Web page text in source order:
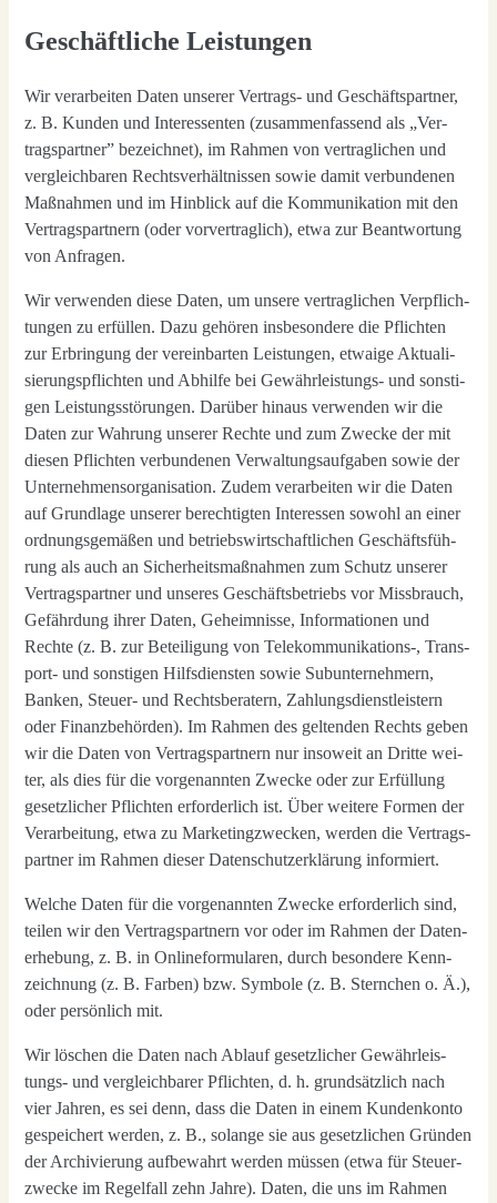
Geschäftliche Leistungen
Wir ver­ar­bei­ten Daten unse­rer Ver­trags- und Geschäfts­part­ner,
z. B. Kun­den und Inter­es­sen­ten (zusam­men­fas­send als „Ver­
trags­part­ner” bezeich­net), im Rah­men von ver­trag­li­chen und
ver­gleich­ba­ren Rechts­ver­hält­nis­sen sowie damit ver­bun­de­nen
Maß­nah­men und im Hin­blick auf die Kom­mu­ni­ka­ti­on mit den
Ver­trags­part­nern (oder vor­ver­trag­lich), etwa zur Beant­wor­tung
von Anfra­gen.
Wir ver­wen­den die­se Daten, um unse­re ver­trag­li­chen Ver­pflich­
tun­gen zu erfül­len. Dazu gehö­ren ins­be­son­de­re die Pflich­ten
zur Erbrin­gung der ver­ein­bar­ten Leis­tun­gen, etwa­ige Aktua­li­
sie­rungs­pflich­ten und Abhil­fe bei Gewähr­leis­tungs- und sons­ti­
gen Leis­tungs­stö­run­gen. Dar­über hin­aus ver­wen­den wir die
Daten zur Wah­rung unse­rer Rech­te und zum Zwe­cke der mit
die­sen Pflich­ten ver­bun­de­nen Ver­wal­tungs­auf­ga­ben sowie der
Unter­neh­mens­or­ga­ni­sa­ti­on. Zudem ver­ar­bei­ten wir die Daten
auf Grund­la­ge unse­rer berech­tig­ten Inter­es­sen sowohl an einer
ord­nungs­ge­mä­ßen und betriebs­wirt­schaft­li­chen Geschäfts­füh­
rung als auch an Sicher­heits­maß­nah­men zum Schutz unse­rer
Ver­trags­part­ner und unse­res Geschäfts­be­triebs vor Miss­brauch,
Gefähr­dung ihrer Daten, Geheim­nis­se, Infor­ma­tio­nen und
Rech­te (z. B. zur Betei­li­gung von Telekommunikations‑, Trans­
port- und sons­ti­gen Hilfs­diens­ten sowie Sub­un­ter­neh­mern,
Ban­ken, Steu­er- und Rechts­be­ra­tern, Zah­lungs­dienst­leis­tern
oder Finanz­be­hör­den). Im Rah­men des gel­ten­den Rechts geben
wir die Daten von Ver­trags­part­nern nur inso­weit an Drit­te wei­
ter, als dies für die vor­ge­nann­ten Zwe­cke oder zur Erfül­lung
gesetz­li­cher Pflich­ten erfor­der­lich ist. Über wei­te­re For­men der
Ver­ar­bei­tung, etwa zu Mar­ke­ting­zwe­cken, wer­den die Ver­trags­
part­ner im Rah­men die­ser Daten­schutz­er­klä­rung infor­miert.
Wel­che Daten für die vor­ge­nann­ten Zwe­cke erfor­der­lich sind,
tei­len wir den Ver­trags­part­nern vor oder im Rah­men der Daten­
er­he­bung, z. B. in Online­for­mu­la­ren, durch beson­de­re Kenn­
zeich­nung (z. B. Far­ben) bzw. Sym­bo­le (z. B. Stern­chen o. Ä.),
oder per­sön­lich mit.
Wir löschen die Daten nach Ablauf gesetz­li­cher Gewähr­leis­
tungs- und ver­gleich­ba­rer Pflich­ten, d. h. grund­sätz­lich nach
vier Jah­ren, es sei denn, dass die Daten in einem Kun­den­kon­to
gespei­chert wer­den, z. B., solan­ge sie aus gesetz­li­chen Grün­den
der Archi­vie­rung auf­be­wahrt wer­den müs­sen (etwa für Steu­er­
zwe­cke im Regel­fall zehn Jah­re). Daten, die uns im Rah­men